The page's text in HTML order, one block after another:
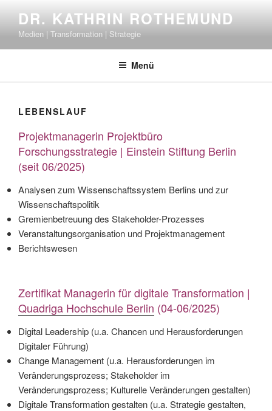
springen
DR. KATHRIN ROTHEMUND
Medien | Transformation | Strategie
Menü
LEBENSLAUF
Projektmanagerin Projektbüro
Forschungsstrategie | Einstein Stiftung Berlin
(seit 06/2025)
Analysen zum Wissenschaftssystem Berlins und zur
Wissenschaftspolitik
Gremienbetreuung des Stakeholder-Prozesses
Veranstaltungsorganisation und Projektmanagement
Berichtswesen
Zertifikat Managerin für digitale Transformation |
Quadriga Hochschule Berlin (04-06/2025)
Digital Leadership (u.a. Chancen und Herausforderungen
Digitaler Führung)
Change Management (u.a. Herausforderungen im
Veränderungsprozess; Stakeholder im
Veränderungsprozess; Kulturelle Veränderungen gestalten)
Digitale Transformation gestalten (u.a. Strategie gestalten,